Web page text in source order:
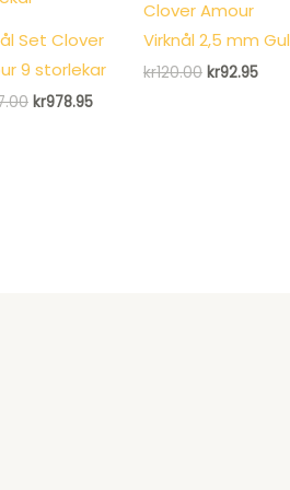
Set Clover
9 storlekar
Det
kr978.95Det
Clover Amour
Virknål 2,5 mm Gul
kr120.00 Det
kr92.95Det